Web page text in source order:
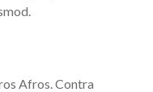
Afros. Contra